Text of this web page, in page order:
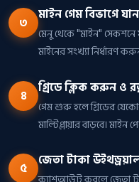
৩ মাইন গেম বিভাগে যান
মেনু থেকে "মাইন"
মাইনের সংখ্যা নির্ধারণ
৪ গ্রিডে ক্লিক করুন ও
গেম শুরু হলে গ্রিডের
মাল্টিপ্লায়ার বাড়বে।
৫ জেতা টাকা